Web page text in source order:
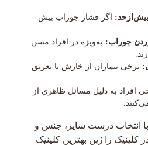
اگر فشار جوراب بیش
جوراب: به‌ویژه در افراد مسن
برخی بیماران از خارش یا تعریق
افراد به دلیل مسائل ظاهری از
انتخاب درست سایز، جنس و
را|ژین بهترین کلینیک